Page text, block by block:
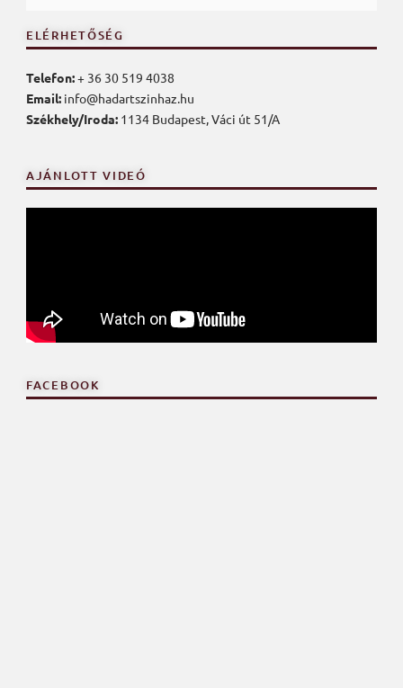
ELÉRHETŐSÉG
Telefon:+ 36 30 519 4038
Email: info@hadartszinhaz.hu
Székhely/Iroda: 1134 Budapest, Váci út 51/A
AJÁNLOTT VIDEÓ
FACEBOOK